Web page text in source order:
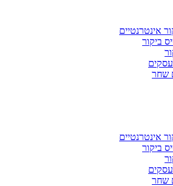
אינטרנטיים
ביקור
שחר
אינטרנטיים
ביקור
שחר